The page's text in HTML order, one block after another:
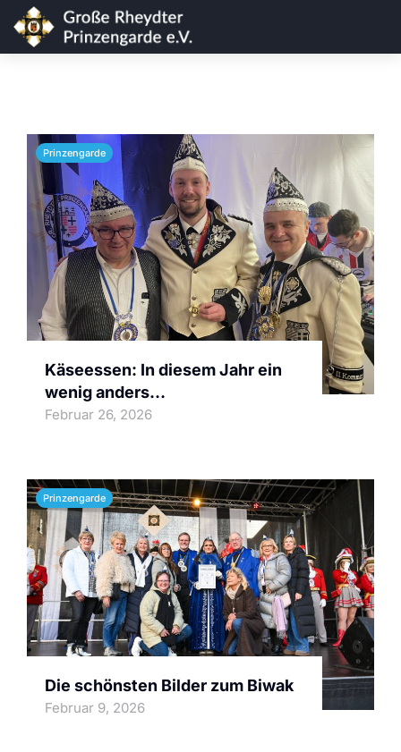
Prinzengarde
Käseessen: In diesem Jahr ein
wenig anders…
Februar 26, 2026
Prinzengarde
Die schönsten Bilder zum Biwak
Februar 9, 2026